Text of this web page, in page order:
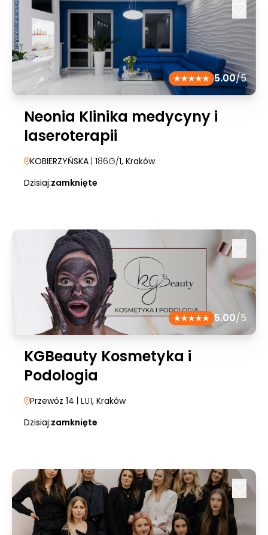
5.00/5
Neonia Klinika medycyny i
laseroterapii
KOBIERZYŃSKA | 186G/1, Kraków
Dzisiaj:zamknięte
5.00/5
KGBeauty Kosmetyka i
Podologia
Przewóz 14 | LU1, Kraków
Dzisiaj:zamknięte